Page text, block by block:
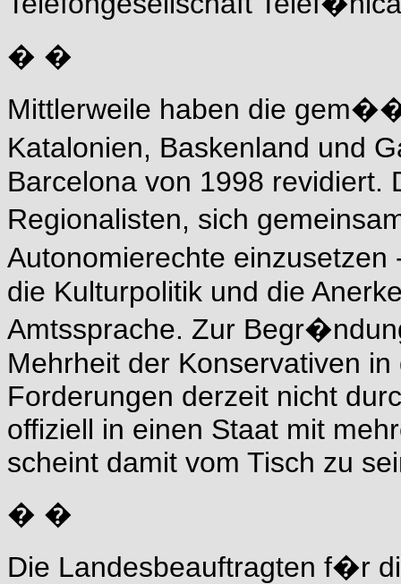
� �
Mittlerweile haben die
Katalonien, Baskenland und
Barcelona von 1998 revidiert.
Regionalisten, sich
Autonomierechte
die Kulturpolitik und die
Amtssprache. Zur
Mehrheit der Konservativen
Forderungen derzeit nicht
offiziell in einen Staat mit
scheint damit vom Tisch zu
� �
Die Landesbeauftragten f�r